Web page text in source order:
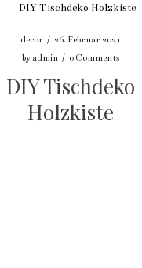
decor / 26. Februar 2021
by admin / 0 Comments
DIY Tischdeko
Holzkiste